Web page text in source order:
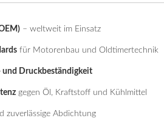
– weltweit im Einsatz
für Motorenbau und Oldtimertechnik
und Druckbeständigkeit
gegen Öl, Kraftstoff und Kühlmittel
zuverlässige Abdichtung